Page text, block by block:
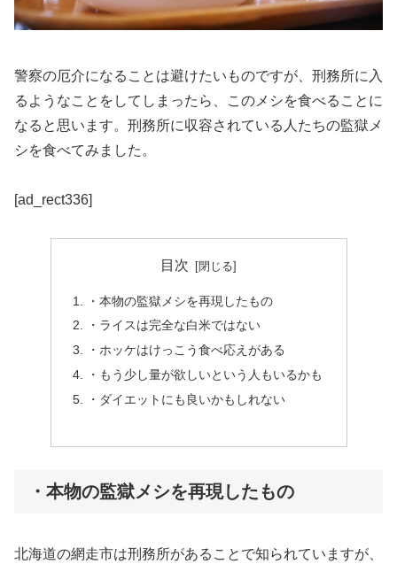
警察の厄介になることは避けたいものですが、刑務所に入
るようなことをしてしまったら、このメシを食べることに
なると思います。刑務所に収容されている人たちの監獄メ
シを食べてみました。
[ad_rect336]
目次
・本物の監獄メシを再現したもの
・ライスは完全な白米ではない
・ホッケはけっこう食べ応えがある
・もう少し量が欲しいという人もいるかも
・ダイエットにも良いかもしれない
・本物の監獄メシを再現したもの
北海道の網走市は刑務所があることで知られていますが、